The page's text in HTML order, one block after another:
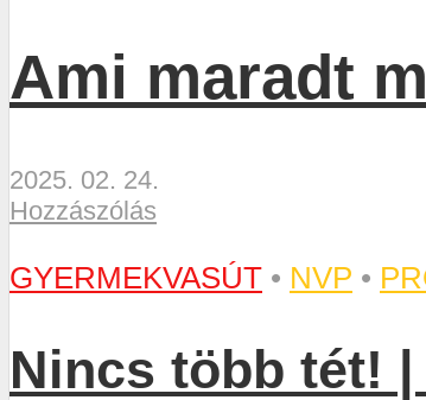
Ami maradt
2025. 02. 24.
Hozzászólás
GYERMEKVASÚT • NVP •
Nincs több tét!